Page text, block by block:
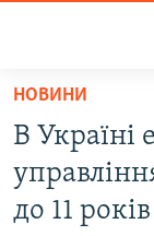
Перейти
основного
матеріалу
Перейти
до
ВОДА.КРИМ
ВІДЕО ТА ФОТО
НОВИНИ
В Україні
до 11